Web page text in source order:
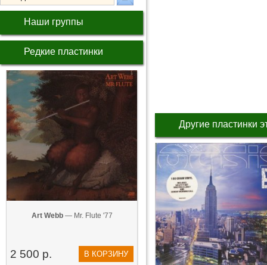
Наши группы
Редкие пластинки
Art Webb— Mr. Flute '77
2 500 р. В КОРЗИНУ
Другие пластинки